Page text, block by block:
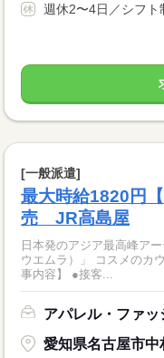
週休2〜4日／シフト
[一般派遣]
最大時給1820円
売 JR高島屋
日本発のアジア最高峰ア
ウエムラ）」 コスメのカウ
事内容】 ●接客...
アパレル・ファ
愛知県名古屋市中